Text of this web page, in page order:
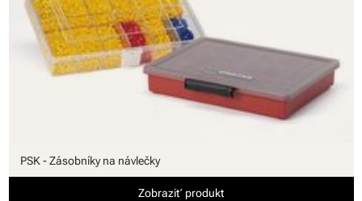
PSK - Zásobníky na návlečky
Zobraziť produkt